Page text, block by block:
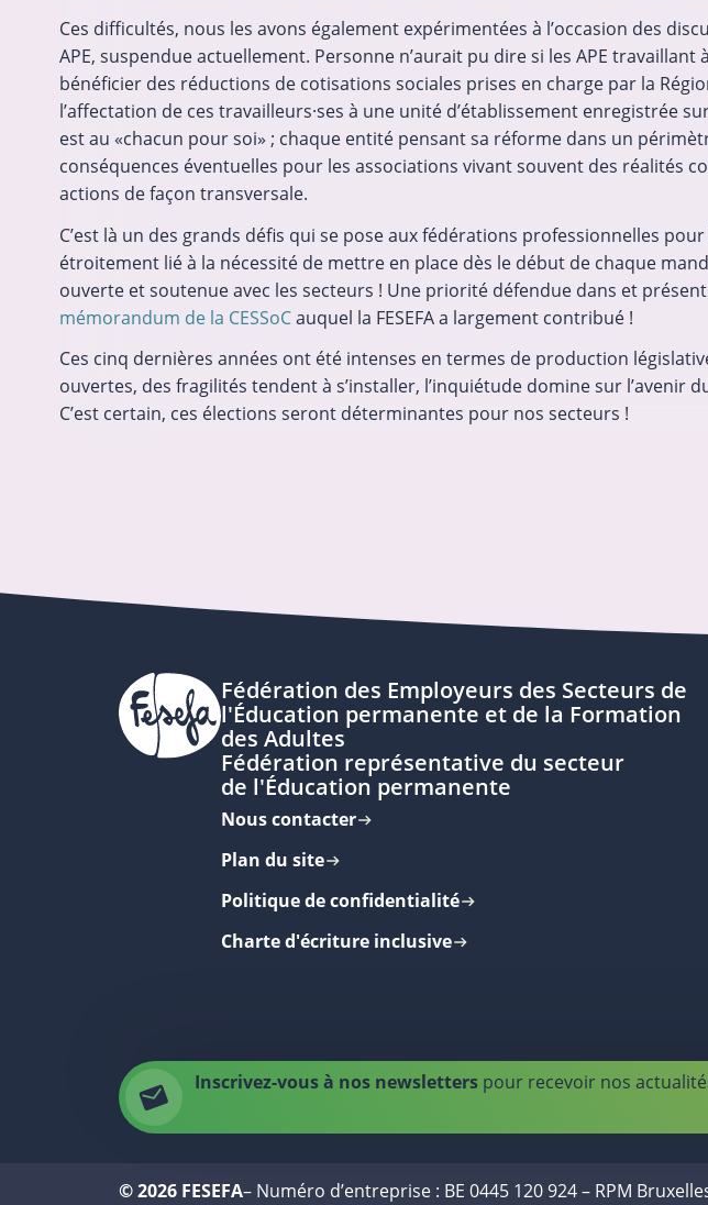
Ces difficultés, nous les avons également expérimentées à l’occasion des
APE, suspendue actuellement. Personne n’aurait pu dire si les APE travaillant
bénéficier des réductions de cotisations sociales prises en charge par la
l’affectation de ces travailleurs·ses à une unité d’établissement enregistrée
est au «chacun pour soi» ; chaque entité pensant sa réforme dans un
conséquences éventuelles pour les associations vivant souvent des réalités
actions de façon transversale.
C’est là un des grands défis qui se pose aux fédérations professionnelles
étroitement lié à la nécessité de mettre en place dès le début de chaque
ouverte et soutenue avec les secteurs ! Une priorité défendue dans et
mémorandum de la CESSoCauquel la FESEFA a largement contribué !
Ces cinq dernières années ont été intenses en termes de production
ouvertes, des fragilités tendent à s’installer, l’inquiétude domine sur l’avenir
C’est certain, ces élections seront déterminantes pour nos secteurs !
Fédération des Employeurs des Secteurs de
l'Éducation permanente et de la Formation
des Adultes
Fédération représentative du secteur
de l'Éducation permanente
Nous contacter
Plan du site
Politique de confidentialité
Charte d'écriture inclusive
Inscrivez-vous à nos newsletterspour recevoir nos
© 2026 FESEFA– Numéro d’entreprise : BE 0445 120 924 – RPM